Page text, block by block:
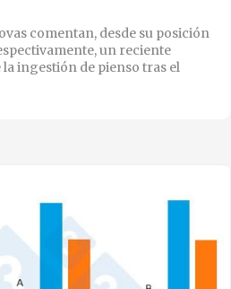
comentan, desde su posición
un reciente
ingestión de pienso tras el